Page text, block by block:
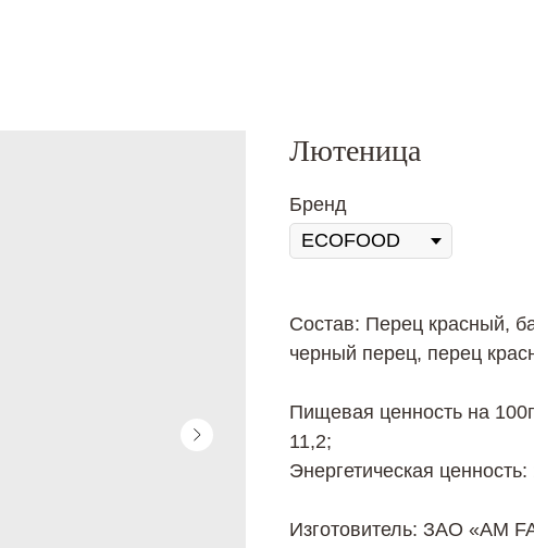
Лютеница
Бренд
Состав: Перец красный,
черный перец, перец
Пищевая ценность на
11,2;
Энергетическая ценность:
Изготовитель: ЗАО «AM